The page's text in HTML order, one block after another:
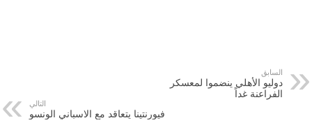
السابق
دوليو الأهلي ينضموا لمعسكر
الفراعنة غداً
التالي
فيورنتينا يتعاقد مع الاسباني الونسو